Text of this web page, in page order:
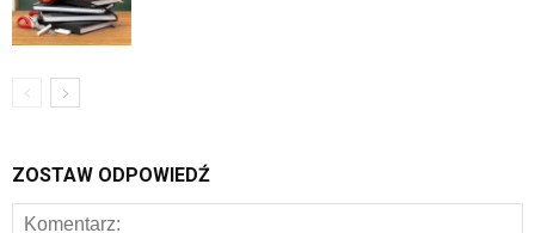
ZOSTAW ODPOWIEDŹ